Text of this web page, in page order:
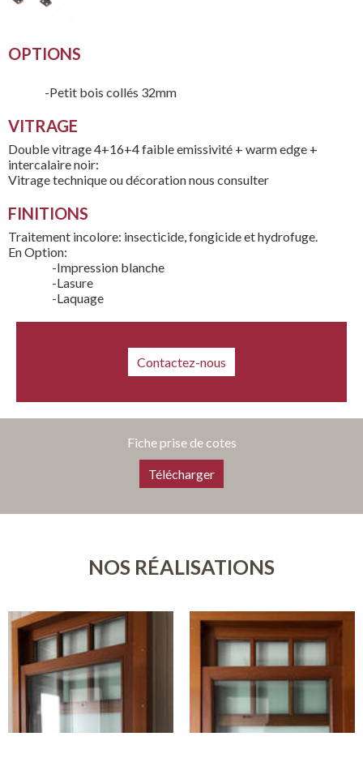
OPTIONS
-Petit bois collés 32mm
VITRAGE
Double vitrage 4+16+4 faible emissivité + warm edge +
intercalaire noir:
Vitrage technique ou décoration nous consulter
FINITIONS
Traitement incolore: insecticide, fongicide et hydrofuge.
En Option:
-Impression blanche
-Lasure
-Laquage
Contactez-nous
Fiche prise de cotes
Télécharger
NOS RÉALISATIONS